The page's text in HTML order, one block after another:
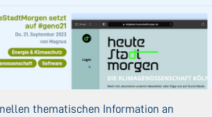
thematischen Information an